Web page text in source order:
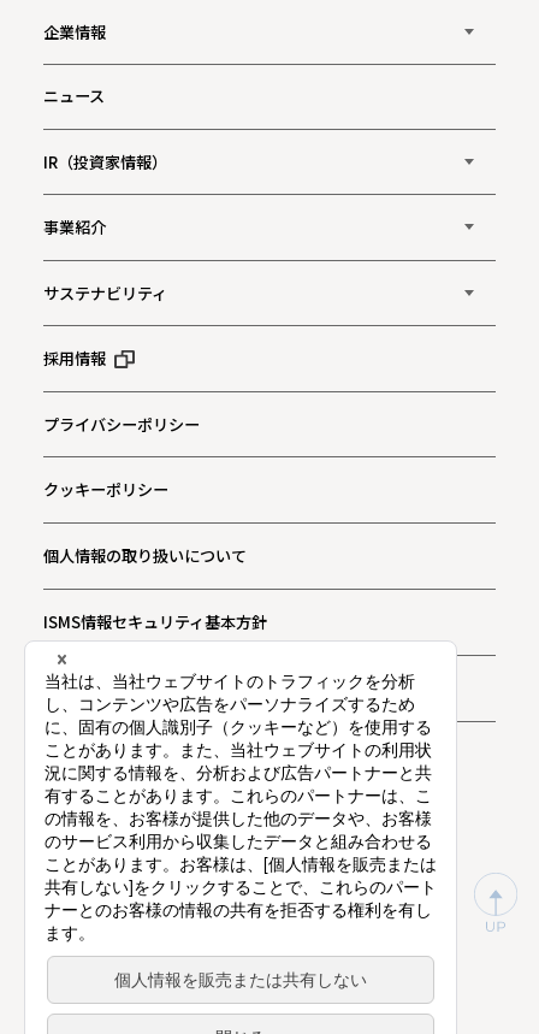
企業情報
ニュース
IR（投資家情報）
事業紹介
サステナビリティ
採用情報
プライバシーポリシー
クッキーポリシー
個人情報の取り扱いについて
ISMS情報セキュリティ基本方針
お問い合わせ
プライバシー通知